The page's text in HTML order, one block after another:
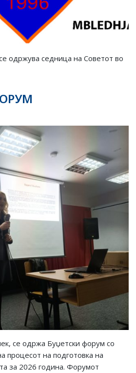
одржува седница на Советот во
се одржа Буџетски форум со
процесот на подготовка на
за 2026 година. Форумот